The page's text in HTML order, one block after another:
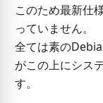
このため最新仕
っていません。
全ては素の
がこの上にシス
す。